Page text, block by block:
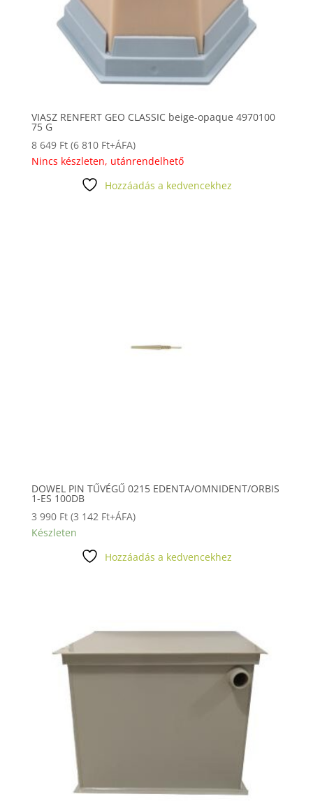
VIASZ RENFERT GEO CLASSIC beige-opaque 4970100
75 G
8 649 Ft (6 810 Ft+ÁFA)
Nincs készleten, utánrendelhető
Hozzáadás a kedvencekhez
DOWEL PIN TŰVÉGŰ 0215 EDENTA/OMNIDENT/ORBIS
1-ES 100DB
3 990 Ft (3 142 Ft+ÁFA)
Készleten
Hozzáadás a kedvencekhez